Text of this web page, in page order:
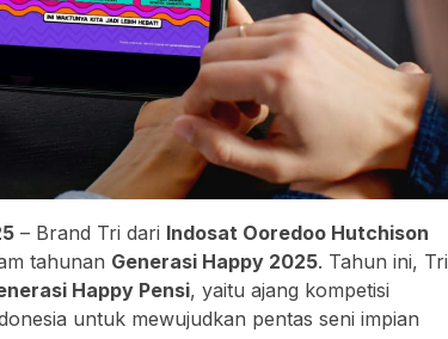
– Brand Tri dari Indosat Ooredoo Hutchison
tahunan Generasi Happy 2025. Tahun ini, Tri
Happy Pensi, yaitu ajang kompetisi
untuk mewujudkan pentas seni impian